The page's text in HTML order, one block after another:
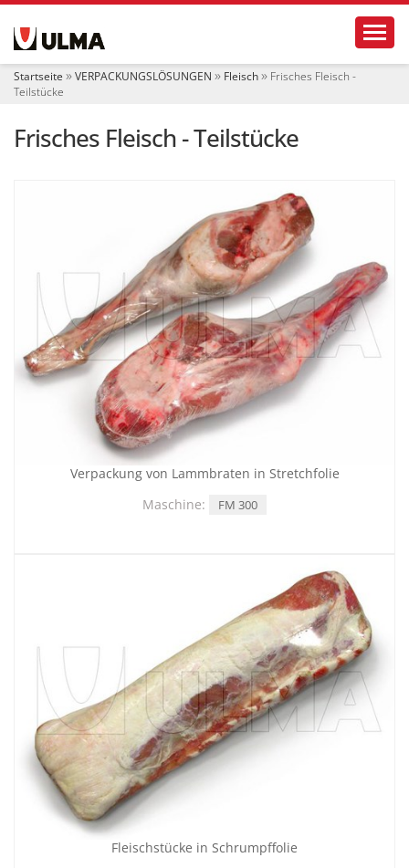
t
Startseite VERPACKUNGSLÖSUNGEN Fleisch
Frisches Fleisch -
Teilstücke
Frisches Fleisch - Teilstücke
Verpackung von Lammbraten in Stretchfolie
Maschine:
FM 300
Fleischstücke in Schrumpffolie